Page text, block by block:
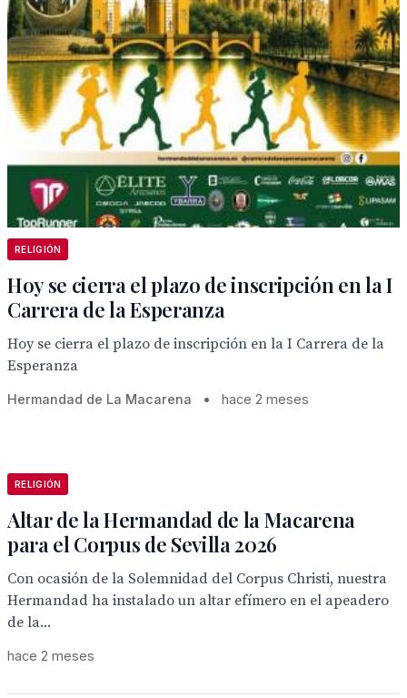
RELIGIÓN
Hoy se cierra el plazo de inscripción en la I
Carrera de la Esperanza
Hoy se cierra el plazo de inscripción en la I Carrera de la
Esperanza
Hermandad de La Macarena • hace 2 meses
RELIGIÓN
Altar de la Hermandad de la Macarena
para el Corpus de Sevilla 2026
Con ocasión de la Solemnidad del Corpus Christi, nuestra
Hermandad ha instalado un altar efímero en el apeadero
de la...
hace 2 meses